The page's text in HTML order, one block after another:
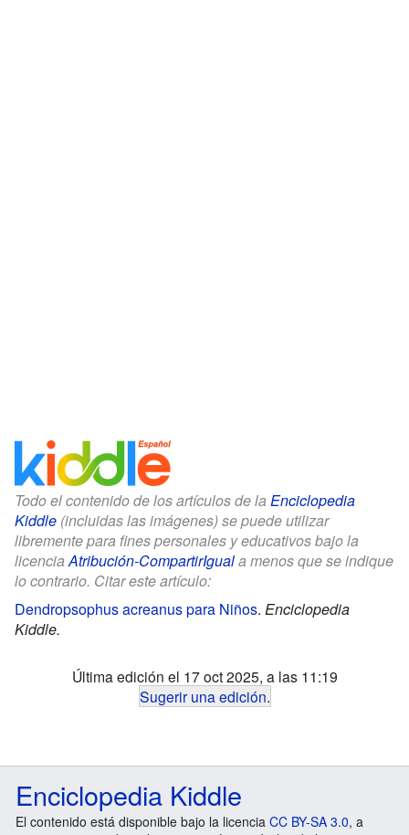
Todo el contenido de los artículos de la Enciclopedia
Kiddle (incluidas las imágenes) se puede utilizar
libremente para fines personales y educativos bajo la
licenciaAtribución-CompartirIguala menos que se indique
lo contrario. Citar este artículo:
Dendropsophus acreanus para Niños. Enciclopedia
Kiddle.
Última edición el 17 oct 2025, a las 11:19
Sugerir una edición.
Enciclopedia Kiddle
El contenido está disponible bajo la licencia CC BY-SA 3.0, a